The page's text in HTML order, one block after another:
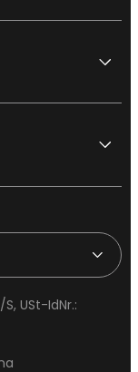
USt-IdNr.: